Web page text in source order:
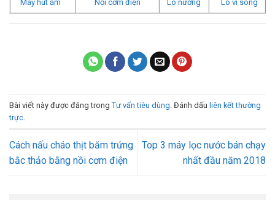
Máy hút ẩm Nồi cơm điện Lò nướng Lò vi sóng
Bài viết này được đăng trong Tư vấn tiêu dùng . Đánh dấu liên kết thường
trực
Cách nấu cháo thịt băm trứng
bắc thảo bằng nồi cơm điện
Top 3 máy lọc nước bán chạy
nhất đầu năm 2018